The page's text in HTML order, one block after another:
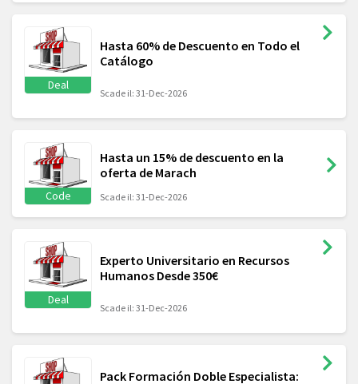
Deal
Hasta 60% de Descuento en Todo el
Catálogo
Scade il: 31-Dec-2026
Code
Hasta un 15% de descuento en la
oferta de Marach
Scade il: 31-Dec-2026
Deal
Experto Universitario en Recursos
Humanos Desde 350€
Scade il: 31-Dec-2026
Pack Formación Doble Especialista: